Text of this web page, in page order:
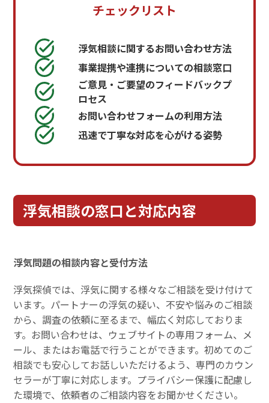
チェックリスト
浮気相談に関するお問い合わせ方法
事業提携や連携についての相談窓口
ご意見・ご要望のフィードバックプ
ロセス
お問い合わせフォームの利用方法
迅速で丁寧な対応を心がける姿勢
浮気相談の窓口と対応内容
浮気問題の相談内容と受付方法
浮気探偵では、浮気に関する様々なご相談を受け付けて
います。パートナーの浮気の疑い、不安や悩みのご相談
から、調査の依頼に至るまで、幅広く対応しておりま
す。お問い合わせは、ウェブサイトの専用フォーム、メ
ール、またはお電話で行うことができます。初めてのご
相談でも安心してお話しいただけるよう、専門のカウン
セラーが丁寧に対応します。プライバシー保護に配慮し
た環境で、依頼者のご相談内容をお聞かせください。